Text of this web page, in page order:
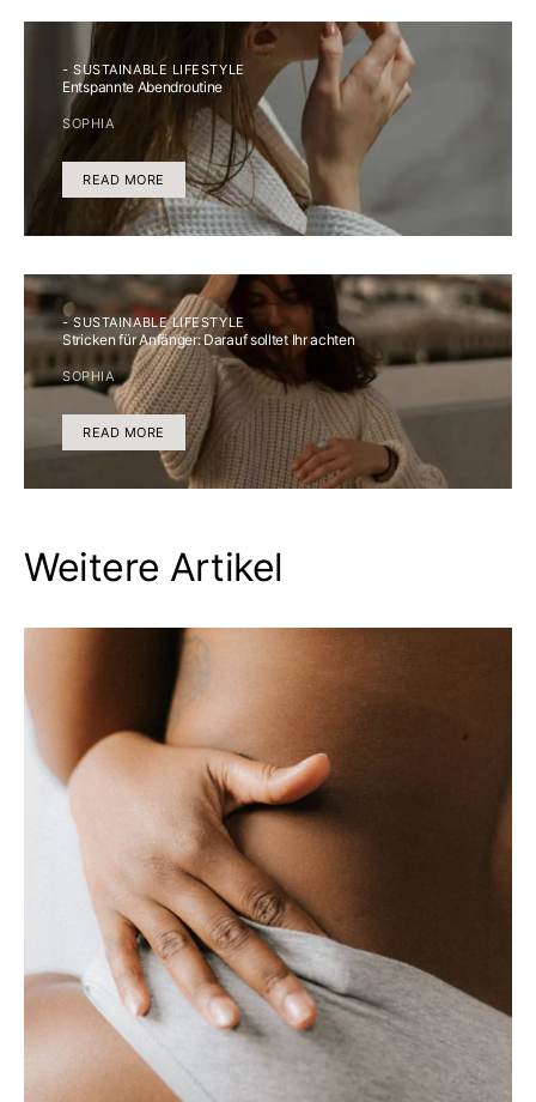
- SUSTAINABLE LIFESTYLE
Entspannte Abendroutine
SOPHIA
READ MORE
- SUSTAINABLE LIFESTYLE
Stricken für Anfänger: Darauf solltet Ihr achten
SOPHIA
READ MORE
Weitere Artikel